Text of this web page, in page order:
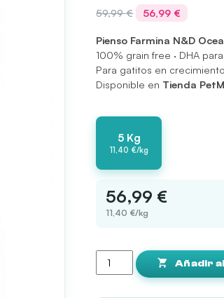
59,99€ El
precio
original
era:
59,99 €.
56,99 € El
actual
es:
56,99 €.
Pienso Farmina N&D
100% grain free · DHA
Para gatitos en
Disponible en Tienda
5 Kg
11,40 €/kg
56,99 €
11,40 €/kg
ND
Ocean
Añadir